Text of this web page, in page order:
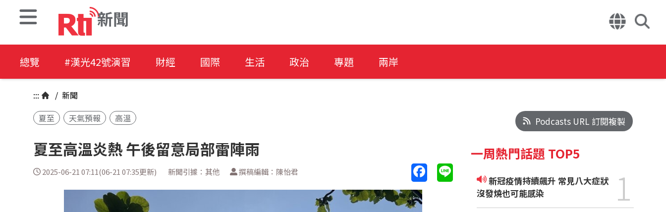
新聞
總覽 #漢光42號演習 財經 國際 生活 政治 專題 兩岸
::: / 新聞
夏至
天氣預報 高溫
夏至高溫炎熱 午後留意局部雷陣雨
2025-06-21 07:11(06-21 07:35更新) 新聞引據：其他 撰稿編輯：陳怡君
Podcasts URL 訂閱複製
一周熱門話題 TOP5
新冠疫情持續飆升 常見八大症狀
沒發燒也可能感染
1